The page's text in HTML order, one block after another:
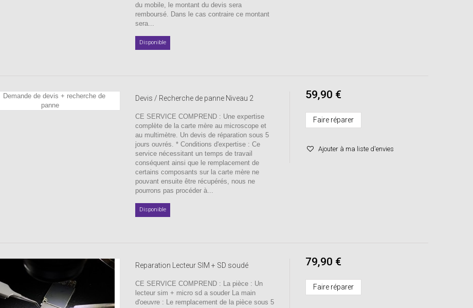
du mobile, le montant du devis sera
remboursé. Dans le cas contraire ce montant
sera...
Disponible
Devis / Recherche de panne Niveau 2
CE SERVICE COMPREND : Une expertise
complète de la carte mère au microscope et
au multimètre. Un devis de réparation sous 5
jours ouvrés. * Conditions d'expertise : Ce
service nécessitant un temps de travail
conséquent ainsi que le remplacement de
certains composants sur la carte mère ne
pouvant ensuite être récupérés, nous ne
pourrons pas procéder à...
Disponible
59,90 €
Faire réparer
Ajouter à ma liste d'envies
Reparation Lecteur SIM + SD soudé
CE SERVICE COMPREND : La pièce : Un
lecteur sim + micro sd a souder La main
d'oeuvre : Le remplacement de la pièce sous 5
79,90 €
Faire réparer